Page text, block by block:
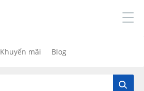
Đăng ký
Khuyến mãi Blog